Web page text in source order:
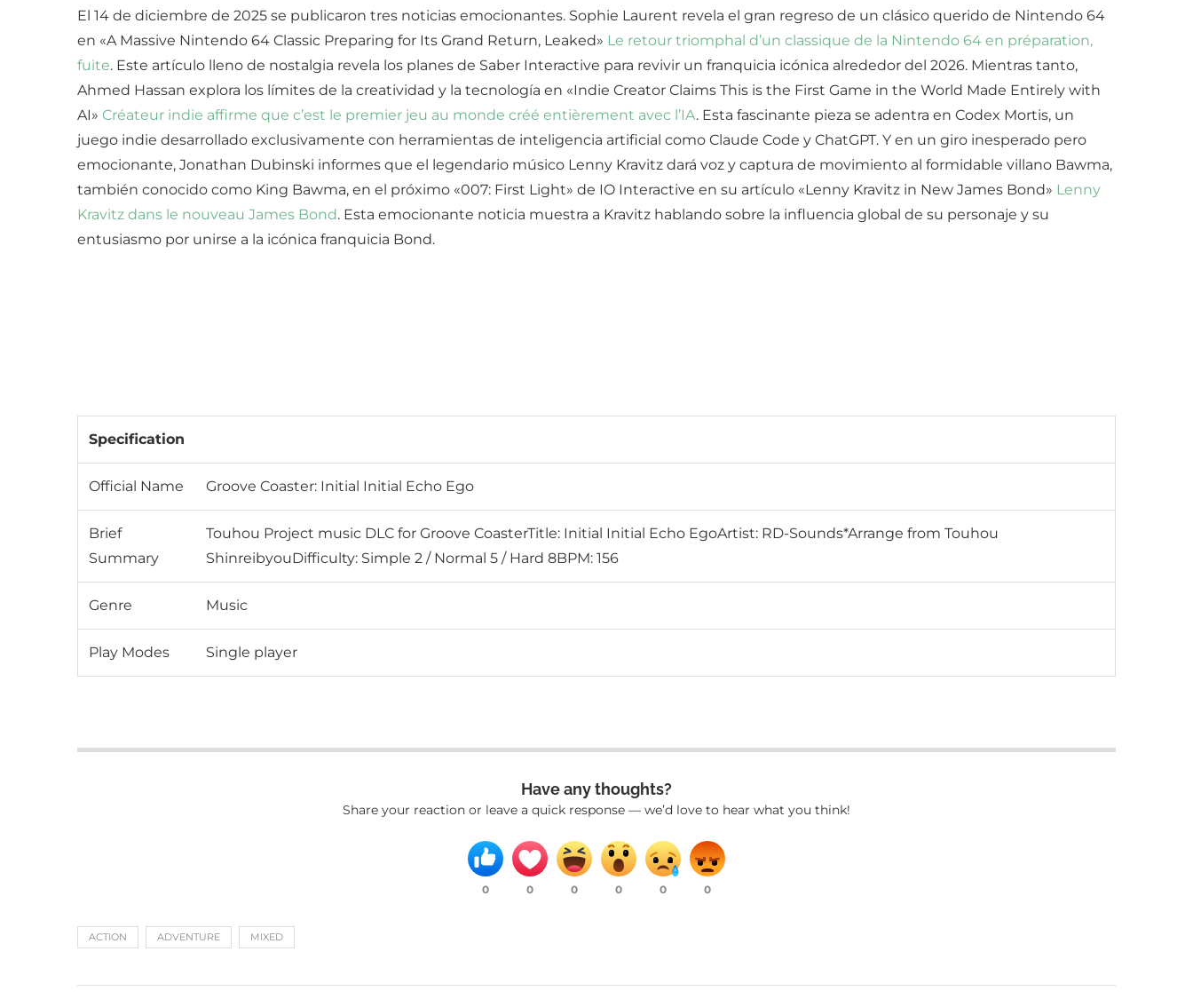
El 14 de diciembre de 2025 se publicaron tres noticias emocionantes. Sophie Laurent revela el gran regreso de un clásico querido de Nintendo 64
en «A Massive Nintendo 64 Classic Preparing for Its Grand Return, Leaked» Le retour triomphal d’un classique de la Nintendo 64 en préparation,
fuite. Este artículo lleno de nostalgia revela los planes de Saber Interactive para revivir un franquicia icónica alrededor del 2026. Mientras tanto,
Ahmed Hassan explora los límites de la creatividad y la tecnología en «Indie Creator Claims This is the First Game in the World Made Entirely with
AI» Créateur indie affirme que c’est le premier jeu au monde créé entièrement avec l’IA. Esta fascinante pieza se adentra en Codex Mortis, un
juego indie desarrollado exclusivamente con herramientas de inteligencia artificial como Claude Code y ChatGPT. Y en un giro inesperado pero
emocionante, Jonathan Dubinski informes que el legendario músico Lenny Kravitz dará voz y captura de movimiento al formidable villano Bawma,
también conocido como King Bawma, en el próximo «007: First Light» de IO Interactive en su artículo «Lenny Kravitz in New James Bond» Lenny
Kravitz dans le nouveau James Bond. Esta emocionante noticia muestra a Kravitz hablando sobre la influencia global de su personaje y su
entusiasmo por unirse a la icónica franquicia Bond.
Specification
Official Name Groove Coaster: Initial Initial Echo Ego
Brief
Summary
Touhou Project music DLC for Groove CoasterTitle: Initial Initial Echo EgoArtist: RD-Sounds*Arrange from Touhou
ShinreibyouDifficulty: Simple 2 / Normal 5 / Hard 8BPM: 156
Genre Music
Play Modes Single player
Have any thoughts?
Share your reaction or leave a quick response — we’d love to hear what you think!
0 0 0 0 0 0
ACTION ADVENTURE MIXED